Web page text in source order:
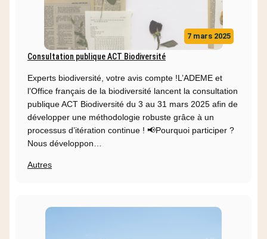
7 mars 2025
Consultation publique ACT Biodiversité
Experts biodiversité, votre avis compte !L’ADEME et
l’Office français de la biodiversité lancent la consultation
publique ACT Biodiversité du 3 au 31 mars 2025 afin de
développer une méthodologie robuste grâce à un
processus d’itération continue ! 📢Pourquoi participer ?
Nous développon…
Autres